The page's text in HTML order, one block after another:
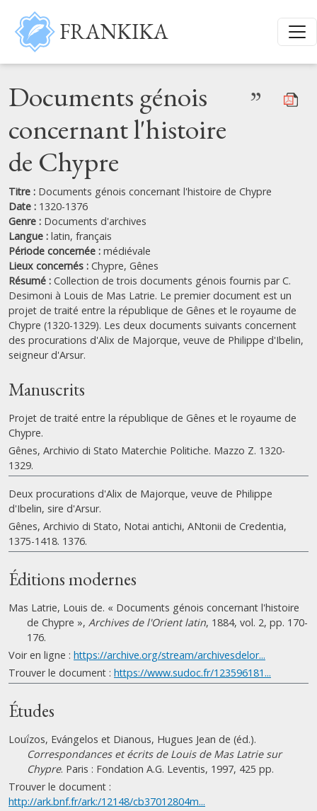
Aller au contenu principal
FRANKIKA
Documents génois
concernant l'histoire
de Chypre
”
Titre : Documents génois concernant l'histoire de Chypre
Date : 1320-1376
Genre : Documents d'archives
Langue : latin, français
Période concernée : médiévale
Lieux concernés : Chypre, Gênes
Résumé : Collection de trois documents génois fournis par C.
Desimoni à Louis de Mas Latrie. Le premier document est un
projet de traité entre la république de Gênes et le royaume de
Chypre (1320-1329). Les deux documents suivants concernent
des procurations d'Alix de Majorque, veuve de Philippe d'Ibelin,
seigneur d'Arsur.
Manuscrits
Projet de traité entre la république de Gênes et le royaume de
Chypre.
Gênes, Archivio di Stato Materchie Politiche. Mazzo Z. 1320-
1329.
Deux procurations d'Alix de Majorque, veuve de Philippe
d'Ibelin, sire d'Arsur.
Gênes, Archivio di Stato, Notai antichi, ANtonii de Credentia,
1375-1418. 1376.
Éditions modernes
Mas Latrie, Louis de. « Documents génois concernant l'histoire
de Chypre », Archives de l'Orient latin, 1884, vol. 2, pp. 170-
176.
Voir en ligne : https://archive.org/stream/archivesdelor...
Trouver le document : https://www.sudoc.fr/123596181...
Études
Louḯzos, Evángelos et Dianous, Hugues Jean de (éd.).
Correspondances et écrits de Louis de Mas Latrie sur
Chypre. Paris : Fondation A.G. Leventis, 1997, 425 pp.
Trouver le document :
http://ark.bnf.fr/ark:/12148/cb37012804m...